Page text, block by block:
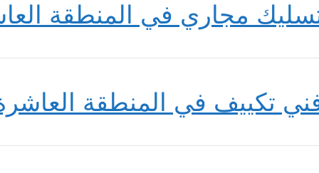
مجاري في المنطقة
تكييف في المنطقة